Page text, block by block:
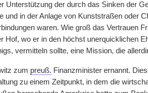
Unterstützung der durch das Sinken der
und in der Anlage von Kunststraßen oder
waren. Wie groß das Vertrauen
Hof, wo er in den höchst unerquicklichen
vermitteln sollte, eine Mission, die
zum preuß. Finanzminister ernannt.
zu einem Zeitpunkt, in dem die